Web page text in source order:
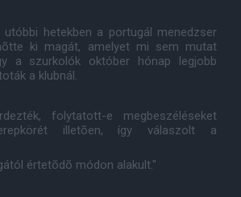
hetekben a portugál menedzser
ki magát, amelyet mi sem mutat
a szurkolók október hónap legjobb
a klubnál.
folytatott-e megbeszéléseket
illetõen, így válaszolt a
értetõdõ módon alakult."